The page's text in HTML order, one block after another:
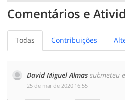
Comentários e
Todas Contribuições
David Miguel Almas submeteu
‎25 de mar de 2020 16:55